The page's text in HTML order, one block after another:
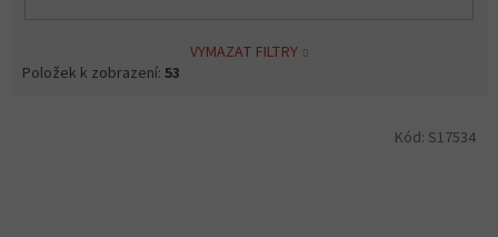
VYMAZAT FILTRY
Položek k zobrazení: 53
Kód: S17534